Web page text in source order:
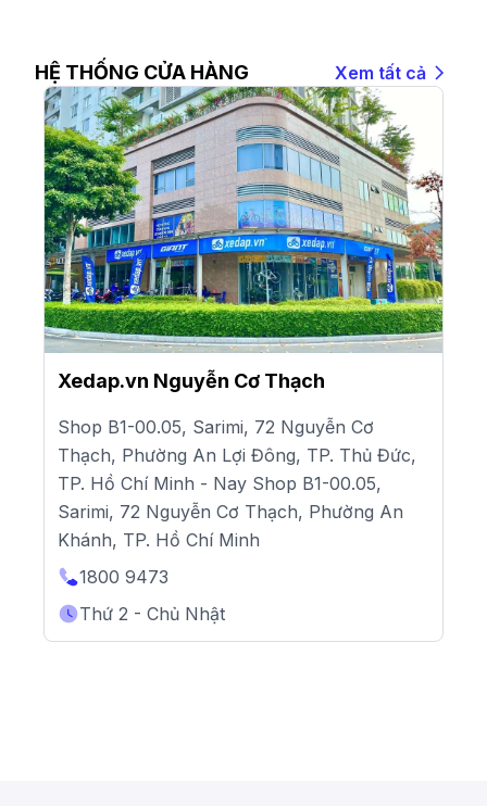
HỆ THỐNG CỬA HÀNG Xem tất cả
Xedap.vn Nguyễn Cơ Thạch
Shop B1-00.05, Sarimi, 72 Nguyễn Cơ
Thạch, Phường An Lợi Đông, TP. Thủ Đức,
TP. Hồ Chí Minh - Nay Shop B1-00.05,
Sarimi, 72 Nguyễn Cơ Thạch, Phường An
Khánh, TP. Hồ Chí Minh
1800 9473
Thứ 2 - Chủ Nhật